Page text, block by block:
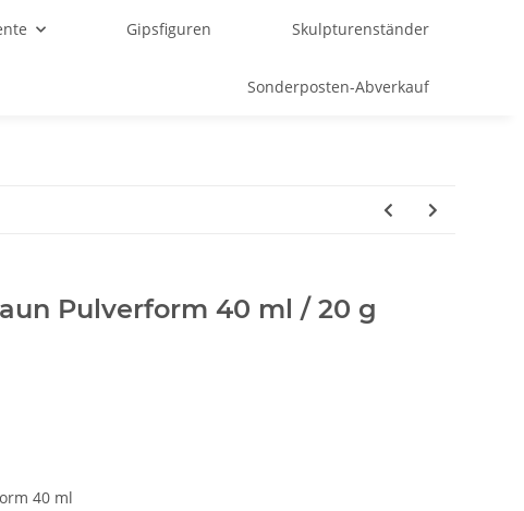
Gipsfiguren Skulpturenständer
Sonderposten-Abverkauf
Pulverform 40 ml / 20 g
40 ml